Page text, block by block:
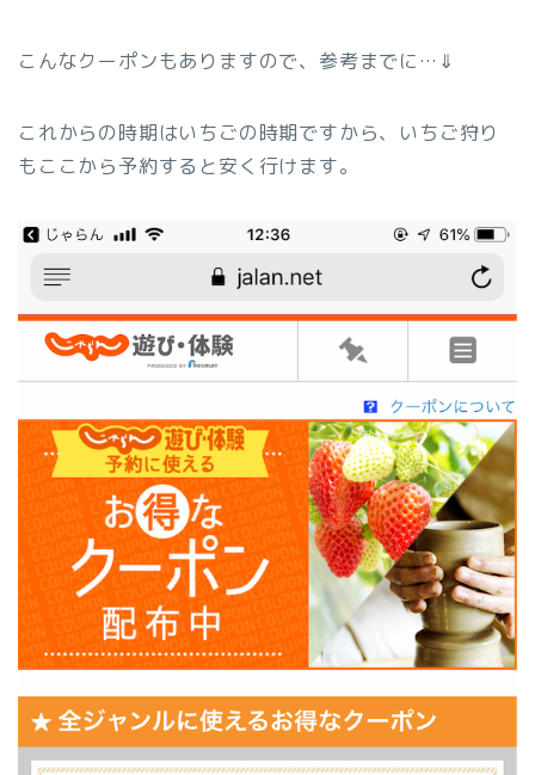
こんなクーポンもありますので、参考までに…⇓
これからの時期はいちごの時期ですから、いちご狩り
もここから予約すると安く行けます。